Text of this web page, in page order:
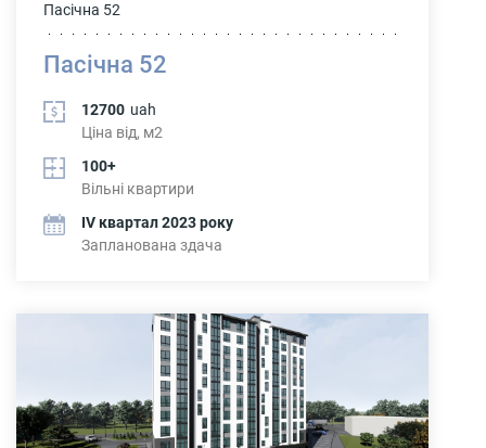
Пасічна 52
Пасічна 52
12700 uah
Ціна від, м2
100+
Вільні квартири
IV квартал 2023 року
Запланована здача